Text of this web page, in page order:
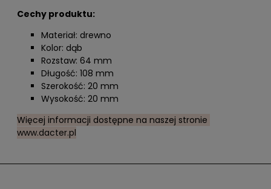
Cechy produktu:
Materiał: drewno
Kolor: dąb
Rozstaw: 64 mm
Długość: 108 mm
Szerokość: 20 mm
Wysokość: 20 mm
Więcej informacji dostępne na naszej stronie
www.dacter.pl